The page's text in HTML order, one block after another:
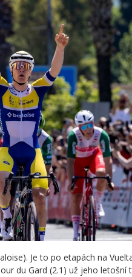
Je to po etapách na
du Gard (2.1) už jeho letošní